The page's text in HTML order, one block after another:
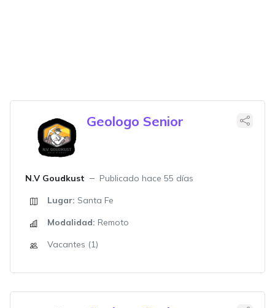
Geologo Senior
N.V Goudkust
Publicado hace 55 días
Lugar: Santa Fe
Modalidad: Remoto
Vacantes (1)